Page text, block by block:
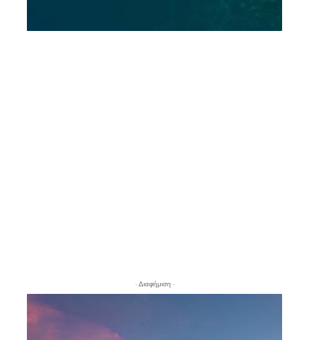
- Διαφήμιση -